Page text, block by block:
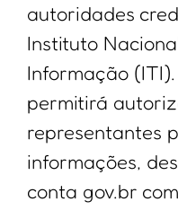
autoridades
Instituto
Informação
permitirá
representantes
informações,
conta gov.br